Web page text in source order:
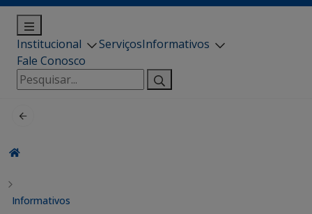
Institucional ServiçosInformativos
Fale Conosco
Pesquisar
por:
Informativos